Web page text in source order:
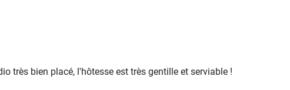
très bien placé, l'hôtesse est très gentille et serviable !